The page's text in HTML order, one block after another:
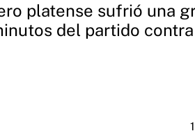
platense sufrió una
del partido